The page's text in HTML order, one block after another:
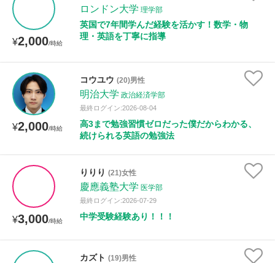
¥2,000/時給
ロンドン大学 理学部
英国で7年間学んだ経験を活かす！数学・物
理・英語を丁寧に指導
¥2,000/時給
コウユウ (20)男性
明治大学 政治経済学部
最終ログイン:2026-08-04
高3まで勉強習慣ゼロだった僕だからわかる、
続けられる英語の勉強法
¥3,000/時給
りりり (21)女性
慶應義塾大学 医学部
最終ログイン:2026-07-29
中学受験経験あり！！！
カズト (19)男性